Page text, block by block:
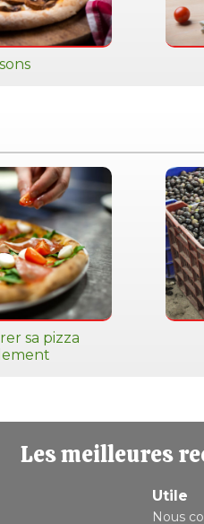
sa pizza
Les meilleures
Utile
Nous